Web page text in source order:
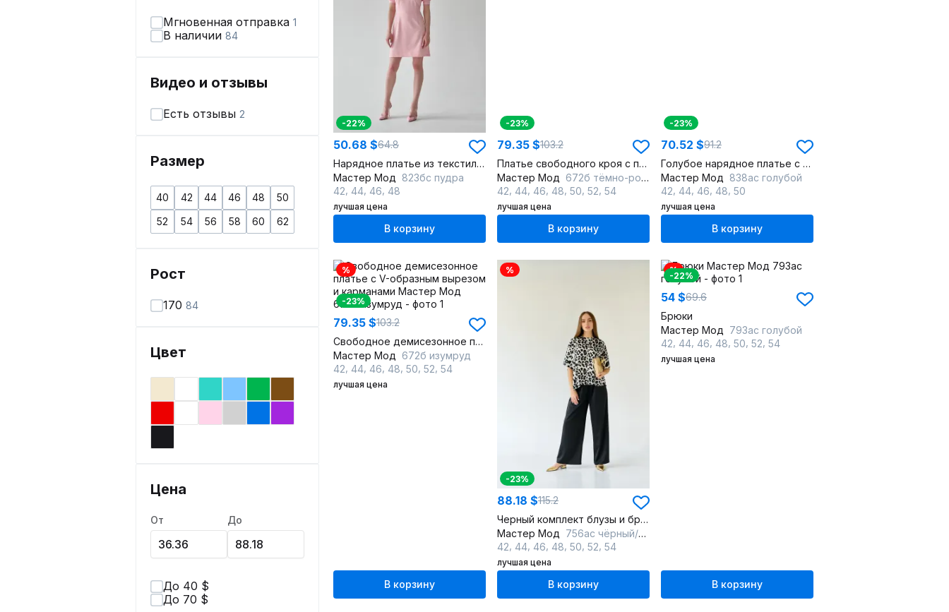
Мгновенная отправка 1
В наличии 84
Видео и отзывы
Есть отзывы 2
Размер
40 42 44 46 48
50
52
54 56 58 60 62
Рост
170 84
Цвет
Цена
От До
До 40 $
До 70 $
-22%
50.68 $64.8
Нарядное платье из текстиля с бантом и вырезом на спине
Мастер Мод 823бс пудра
42 44 46 48
лучшая цена
В корзину
-23%
79.35 $103.2
Платье свободного кроя с поясом миди и асимметричным низом
Мастер Мод 672б тёмно-розовый
42 44 46 48 50 52 54
лучшая цена
В корзину
-23%
70.52 $91.2
Голубое нарядное платье с шнуровкой и стразы
Мастер Мод 838ас голубой
42 44 46 48 50
лучшая цена
В корзину
%
-23%
79.35 $103.2
Свободное демисезонное платье с V-образным вырезом и карманами
Мастер Мод 672б изумруд
42 44 46 48 50 52 54
лучшая цена
В корзину
%
-23%
88.18 $115.2
Черный комплект блузы и брюк оверсайз из текстиля
Мастер Мод 756ас чёрный/леопард
42 44 46 48 50 52 54
лучшая цена
В корзину
%
-22%
54 $69.6
Брюки
Мастер Мод 793ас голубой
42 44 46 48 50 52 54
лучшая цена
В корзину